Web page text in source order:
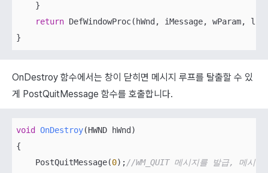
    }
return DefWindowProc(hWnd, iMessage, wParam,
OnDestroy 함수에서는 창이 닫히면 메시지 루프를 탈출할 수 있
게 PostQuitMessage 함수를 호출합니다.
void OnDestroy(HWND hWnd )
{
    PostQuitMessage(
0); //WM_QUIT 메시지를 발급, 메시